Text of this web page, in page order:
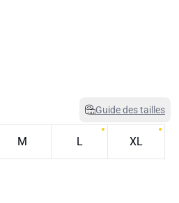
Guide des tailles
M L XL